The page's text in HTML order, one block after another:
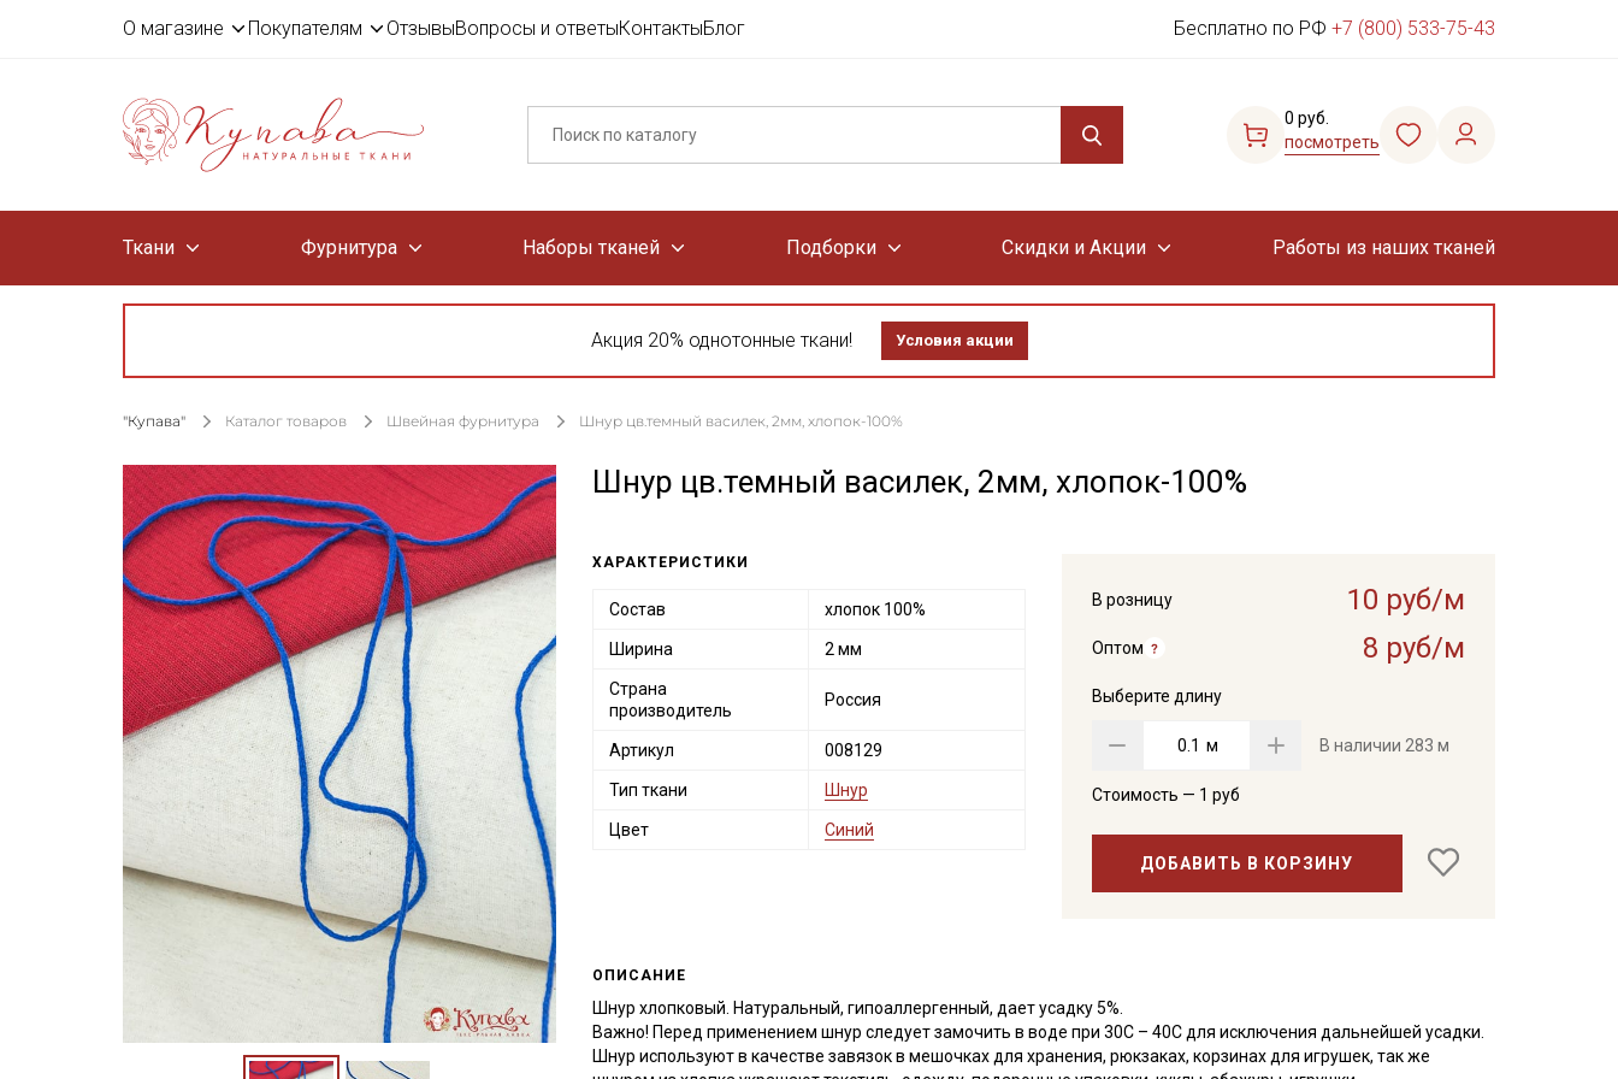
О магазине Покупателям ОтзывыВопросы и ответыКонтактыБлог Бесплатно по РФ +7 (800) 533-75-43
0 руб.
посмотреть
Ткани Фурнитура Наборы тканей Подборки Скидки и Акции Работы из наших тканей
Акция 20% однотонные ткани! Условия акции
"Купава" Каталог товаров Швейная фурнитура Шнур цв.темный василек, 2мм, хлопок-100%
Шнур цв.темный василек, 2мм, хлопок-100%
В розницу 10 руб/м
Оптом 8 руб/м
Выберите длину
м В наличии 283 м
Стоимость — 1 руб
ДОБАВИТЬ В КОРЗИНУ
ХАРАКТЕРИСТИКИ
Состав хлопок 100%
Ширина 2 мм
Страна
производитель
Россия
Артикул 008129
Тип ткани Шнур
Цвет Синий
ОПИСАНИЕ
Шнур хлопковый. Натуральный, гипоаллергенный, дает усадку 5%.
Важно! Перед применением шнур следует замочить в воде при 30С – 40С для исключения дальнейшей усадки.
Шнур используют в качестве завязок в мешочках для хранения, рюкзаках, корзинах для игрушек, так же